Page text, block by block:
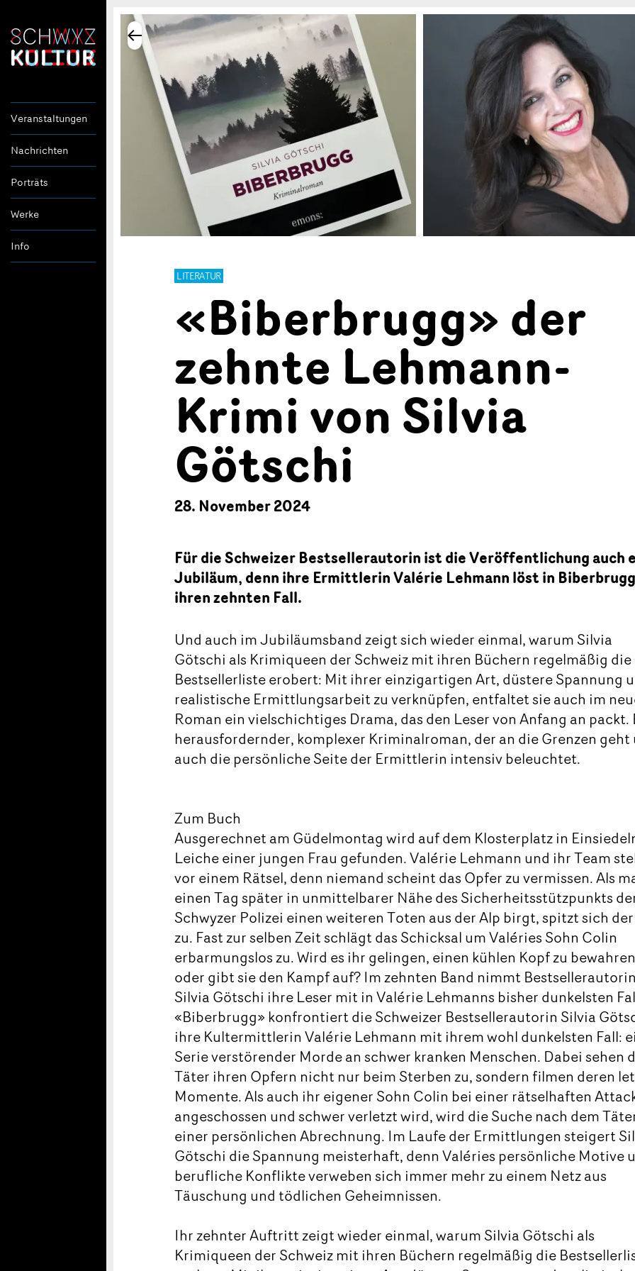
Veranstaltungen
Nachrichten
Porträts
Werke
Info
LITERATUR
«Biberbrugg» der
zehnte Lehmann-
Krimi von Silvia
Götschi
28. November 2024
Für die Schweizer Bestsellerautorin ist die Veröffentlichung auch
Jubiläum, denn ihre Ermittlerin Valérie Lehmann löst in Biberbrugg
ihren zehnten Fall.
Und auch im Jubiläumsband zeigt sich wieder einmal, warum Silvia
Götschi als Krimiqueen der Schweiz mit ihren Büchern regelmäßig die
Bestsellerliste erobert: Mit ihrer einzigartigen Art, düstere Spannung
realistische Ermittlungsarbeit zu verknüpfen, entfaltet sie auch im
Roman ein vielschichtiges Drama, das den Leser von Anfang an packt.
herausfordernder, komplexer Kriminalroman, der an die Grenzen geht
auch die persönliche Seite der Ermittlerin intensiv beleuchtet.
Zum Buch
Ausgerechnet am Güdelmontag wird auf dem Klosterplatz in
Leiche einer jungen Frau gefunden. Valérie Lehmann und ihr Team
vor einem Rätsel, denn niemand scheint das Opfer zu vermissen. Als
einen Tag später in unmittelbarer Nähe des Sicherheitsstützpunkts
Schwyzer Polizei einen weiteren Toten aus der Alp birgt, spitzt sich
zu. Fast zur selben Zeit schlägt das Schicksal um Valéries Sohn Colin
erbarmungslos zu. Wird es ihr gelingen, einen kühlen Kopf zu
oder gibt sie den Kampf auf? Im zehnten Band nimmt Bestsellerautorin
Silvia Götschi ihre Leser mit in Valérie Lehmanns bisher dunkelsten
«Biberbrugg» konfrontiert die Schweizer Bestsellerautorin Silvia
ihre Kultermittlerin Valérie Lehmann mit ihrem wohl dunkelsten Fall:
Serie verstörender Morde an schwer kranken Menschen. Dabei sehen
Täter ihren Opfern nicht nur beim Sterben zu, sondern filmen deren
Momente. Als auch ihr eigener Sohn Colin bei einer rätselhaften
angeschossen und schwer verletzt wird, wird die Suche nach dem
einer persönlichen Abrechnung. Im Laufe der Ermittlungen steigert
Götschi die Spannung meisterhaft, denn Valéries persönliche Motive
berufliche Konflikte verweben sich immer mehr zu einem Netz aus
Täuschung und tödlichen Geheimnissen.
Ihr zehnter Auftritt zeigt wieder einmal, warum Silvia Götschi als
Krimiqueen der Schweiz mit ihren Büchern regelmäßig die